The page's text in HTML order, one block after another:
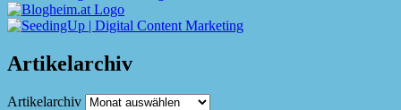
Artikelarchiv
Artikelarchiv